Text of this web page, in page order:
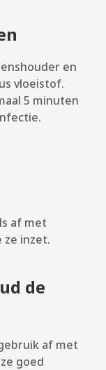
en
vloeistof.
5 minuten
af met
ze inzet.
de
af met
goed